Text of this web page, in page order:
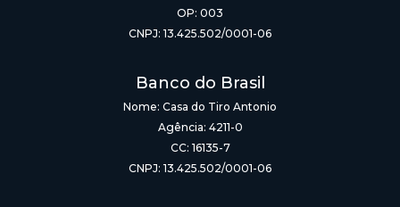
OP: 003
CNPJ: 13.425.502/0001-06
Banco do Brasil
Nome: Casa do Tiro Antonio
Agência: 4211-0
CC: 16135-7
CNPJ: 13.425.502/0001-06